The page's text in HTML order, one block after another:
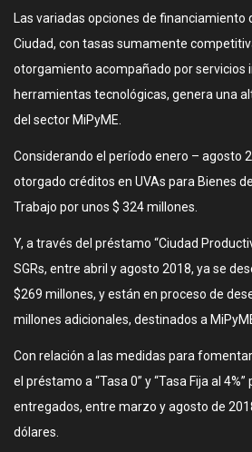
Las variadas opciones de financiamiento
Ciudad, con tasas sumamente
otorgamiento acompañado por servicios
herramientas tecnológicas, genera una
del sector MiPyME.
Considerando el período enero – agosto
otorgado créditos en UVAs para Bienes
Trabajo por unos $ 324 millones.
Y, a través del préstamo “Ciudad
SGRs, entre abril y agosto 2018, ya se
$269 millones, y están en proceso de
millones adicionales, destinados a
Con relación a las medidas para
el préstamo a “Tasa 0” y “Tasa Fija al
entregados, entre marzo y agosto de
dólares.